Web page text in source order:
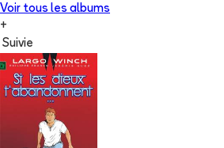
Voir tous les albums
+
Suivie